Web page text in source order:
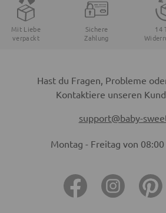
Mit Liebe
verpackt
Sichere
Zahlung
14
Hast du Fragen, Probleme
Kontaktiere unseren
support@baby-
Montag - Freitag von